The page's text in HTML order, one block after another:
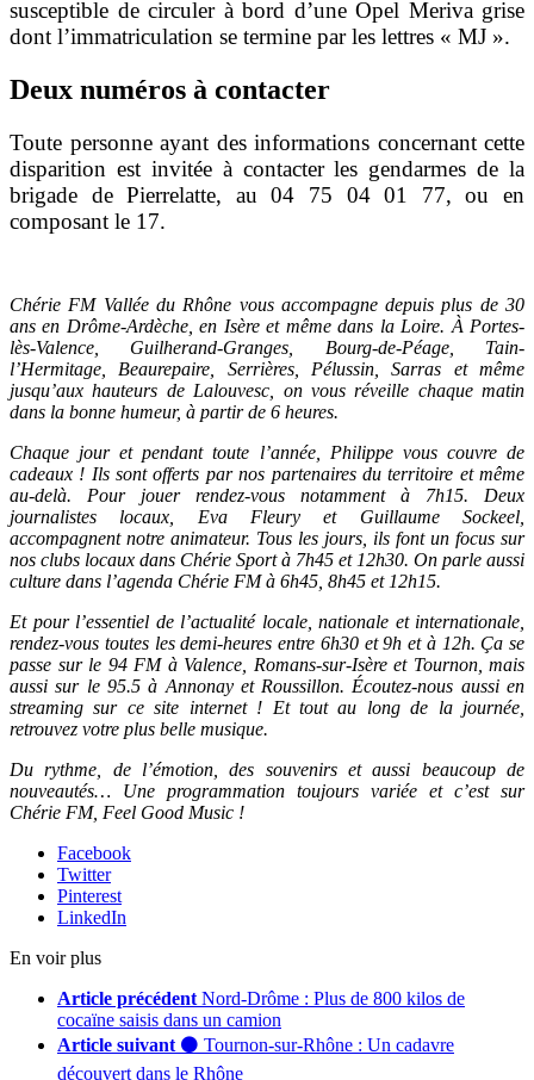
susceptible de circuler à bord d’une Opel Meriva grise
dont l’immatriculation se termine par les lettres « MJ ».
Deux numéros à contacter
Toute personne ayant des informations concernant cette
disparition est invitée à contacter les gendarmes de la
brigade de Pierrelatte, au 04 75 04 01 77, ou en
composant le 17.
Chérie FM Vallée du Rhône vous accompagne depuis plus de 30
ans en Drôme-Ardèche, en Isère et même dans la Loire. À Portes-
lès-Valence, Guilherand-Granges, Bourg-de-Péage, Tain-
l’Hermitage, Beaurepaire, Serrières, Pélussin, Sarras et même
jusqu’aux hauteurs de Lalouvesc, on vous réveille chaque matin
dans la bonne humeur, à partir de 6 heures.
Chaque jour et pendant toute l’année, Philippe vous couvre de
cadeaux ! Ils sont offerts par nos partenaires du territoire et même
au-delà. Pour jouer rendez-vous notamment à 7h15. Deux
journalistes locaux, Eva Fleury et Guillaume Sockeel,
accompagnent notre animateur. Tous les jours, ils font un focus sur
nos clubs locaux dans Chérie Sport à 7h45 et 12h30. On parle aussi
culture dans l’agenda Chérie FM à 6h45, 8h45 et 12h15.
Et pour l’essentiel de l’actualité locale, nationale et internationale,
rendez-vous toutes les demi-heures entre 6h30 et 9h et à 12h. Ça se
passe sur le 94 FM à Valence, Romans-sur-Isère et Tournon, mais
aussi sur le 95.5 à Annonay et Roussillon. Écoutez-nous aussi en
streaming sur ce site internet ! Et tout au long de la journée,
retrouvez votre plus belle musique.
Du rythme, de l’émotion, des souvenirs et aussi beaucoup de
nouveautés… Une programmation toujours variée et c’est sur
Chérie FM, Feel Good Music !
Facebook
Twitter
Pinterest
LinkedIn
En voir plus
Article précédent Nord-Drôme : Plus de 800 kilos de
cocaïne saisis dans un camion
Article suivant ⚫ Tournon-sur-Rhône : Un cadavre
découvert dans le Rhône